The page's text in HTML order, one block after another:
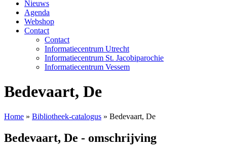
Nieuws
Agenda
Webshop
Contact
Contact
Informatiecentrum Utrecht
Informatiecentrum St. Jacobiparochie
Informatiecentrum Vessem
Bedevaart, De
Home » Bibliotheek-catalogus » Bedevaart, De
Bedevaart, De - omschrijving